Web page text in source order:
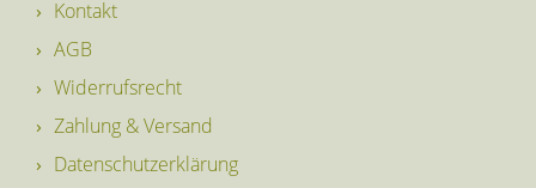
Kontakt
AGB
Widerrufsrecht
Zahlung & Versand
Datenschutzerklärung